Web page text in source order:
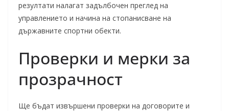
резултати налагат задълбочен преглед на
управлението и начина на стопанисване на
държавните спортни обекти.
Проверки и мерки за
прозрачност
Ще бъдат извършени проверки на договорите и